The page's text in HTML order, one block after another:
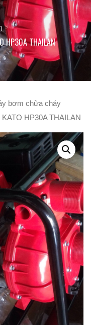
HP30A THAILAN
bơm chữa cháy
HP30A THAILAN